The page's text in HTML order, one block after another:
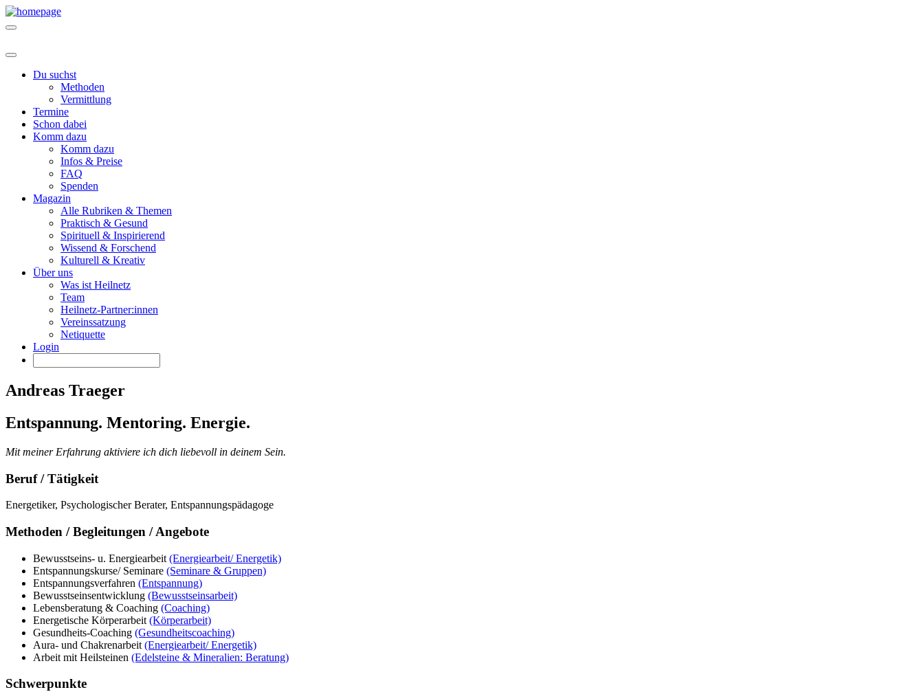
Du suchst
Methoden
Vermittlung
Termine
Schon dabei
Komm dazu
Komm dazu
Infos & Preise
FAQ
Spenden
Magazin
Alle Rubriken & Themen
Praktisch & Gesund
Spirituell & Inspirierend
Wissend & Forschend
Kulturell & Kreativ
Über uns
Was ist Heilnetz
Team
Heilnetz-Partner:innen
Vereinssatzung
Netiquette
Login
Andreas Traeger
Entspannung. Mentoring. Energie.
Mit meiner Erfahrung aktiviere ich dich liebevoll in deinem Sein.
Beruf / Tätigkeit
Energetiker, Psychologischer Berater, Entspannungspädagoge
Methoden / Begleitungen / Angebote
Bewusstseins- u. Energiearbeit (Energiearbeit/ Energetik)
Entspannungskurse/ Seminare (Seminare & Gruppen)
Entspannungsverfahren (Entspannung)
Bewusstseinsentwicklung (Bewusstseinsarbeit)
Lebensberatung & Coaching (Coaching)
Energetische Körperarbeit (Körperarbeit)
Gesundheits-Coaching (Gesundheitscoaching)
Aura- und Chakrenarbeit (Energiearbeit/ Energetik)
Arbeit mit Heilsteinen (Edelsteine & Mineralien: Beratung)
Schwerpunkte